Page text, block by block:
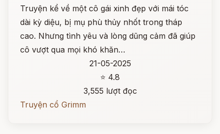
Truyện kể về một cô gái xinh đẹp với mái tóc
dài kỳ diệu, bị mụ phù thủy nhốt trong tháp
cao. Nhưng tình yêu và lòng dũng cảm đã giúp
cô vượt qua mọi khó khăn…
21-05-2025
⭐ 4.8
3,555 lượt đọc
Truyện cổ Grimm